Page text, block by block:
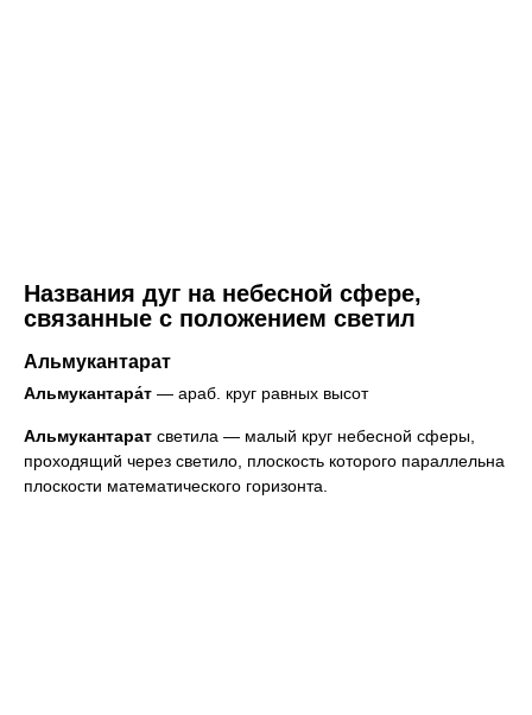
Названия дуг на небесной сфере,
связанные с положением светил
Альмукантарат
Альмукантара́т — араб. круг равных высот
Альмукантарат светила — малый круг небесной сферы,
проходящий через светило, плоскость которого параллельна
плоскости математического горизонта.